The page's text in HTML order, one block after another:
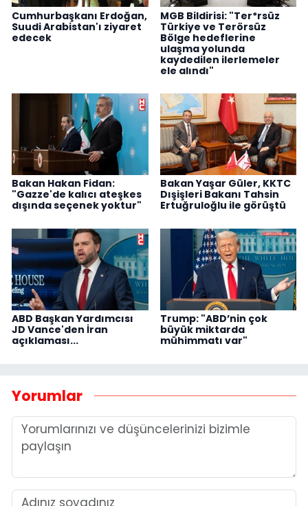
Cumhurbaşkanı Erdoğan,
Suudi Arabistan'ı ziyaret
edecek
MGB Bildirisi: "Ter*rsüz
Türkiye ve Terörsüz
Bölge hedeflerine
ulaşma yolunda
kaydedilen ilerlemeler
ele alındı"
Bakan Hakan Fidan:
"Gazze'de kalıcı ateşkes
dışında seçenek yoktur"
Bakan Yaşar Güler, KKTC
Dışişleri Bakanı Tahsin
Ertuğruloğlu ile görüştü
ABD Başkan Yardımcısı
JD Vance'den İran
açıklaması...
Trump: "ABD’nin çok
büyük miktarda
mühimmatı var"
Yorumlar